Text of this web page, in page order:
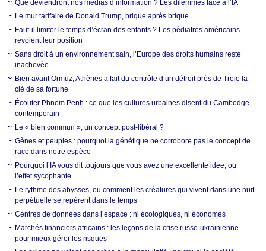
Que deviendront nos médias d’information ? Les dilemmes face à l’IA
Le mur tarifaire de Donald Trump, brique après brique
Faut-il limiter le temps d’écran des enfants ? Les pédiatres américains
revoient leur position
Sans droit à un environnement sain, l’Europe des droits humains reste
inachevée
Bien avant Ormuz, Athènes a fait du contrôle d’un détroit près de Troie la
clé de sa fortune
Écouter Phnom Penh : ce que les cultures urbaines disent du Cambodge
contemporain
Le « bien commun », un concept post-libéral ?
Gènes et peuples : pourquoi la génétique ne corrobore pas le concept de
race dans notre espèce
Pourquoi l’IA vous dit toujours que vous avez une excellente idée, ou
l’effet sycophante
Le rythme des abysses, ou comment les créatures qui vivent dans une nuit
perpétuelle se repèrent dans le temps
Centres de données dans l’espace : ni écologiques, ni économes
Marchés financiers africains : les leçons de la crise russo-ukrainienne
pour mieux gérer les risques